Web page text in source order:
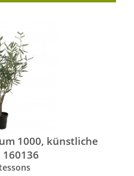
1000, künstliche
160136